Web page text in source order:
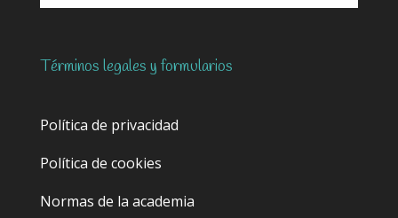
Términos legales y formularios
Política de privacidad
Política de cookies
Normas de la academia